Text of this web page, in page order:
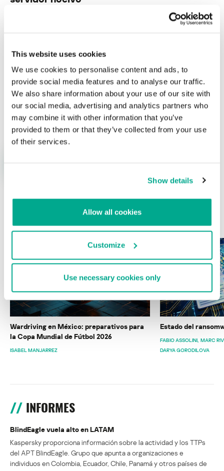
This website uses cookies
We use cookies to personalise content and ads, to
provide social media features and to analyse our traffic.
We also share information about your use of our site with
our social media, advertising and analytics partners who
may combine it with other information that you’ve
provided to them or that they’ve collected from your use
of their services.
Show details
Allow all cookies
Customize
Use necessary cookies only
Su dirección de correo electrónico no será publicada. Los
Nombre* Correo electrónico*
Wardriving en México: preparativos para
la Copa Mundial de Fútbol 2026
ISABEL MANJARREZ
Estado del
FABIO ASSOLINI MARC
DARYA GORODILOVA
INFORMES
BlindEagle vuela alto en LATAM
Kaspersky proporciona información sobre la actividad y los TTPs
del APT BlindEagle. Grupo que apunta a organizaciones e
individuos en Colombia, Ecuador, Chile, Panamá y otros países de